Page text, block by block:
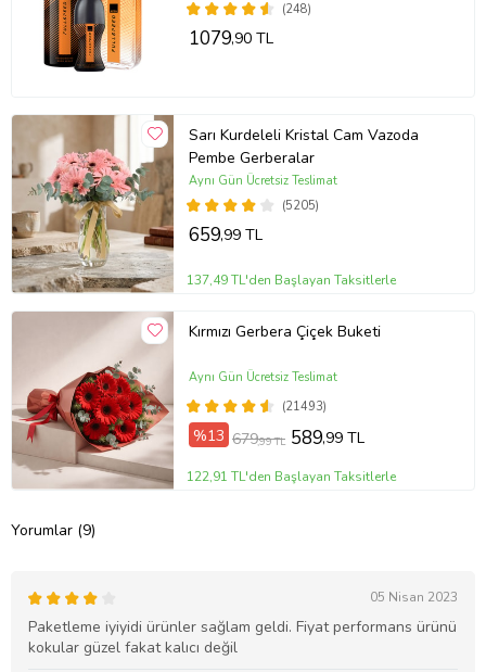
(248)
1079,90 TL
Sarı Kurdeleli Kristal Cam Vazoda
Pembe Gerberalar
(5205)
Aynı Gün Ücretsiz Teslimat
659,99 TL
137,49 TL'den Başlayan Taksitlerle
Kırmızı Gerbera Çiçek Buketi
(21493)
Aynı Gün Ücretsiz Teslimat
%13 679,99 TL 589,99 TL
122,91 TL'den Başlayan Taksitlerle
Yorumlar (9)
05 Nisan 2023
Paketleme iyiyidi ürünler sağlam geldi. Fiyat performans ürünü
kokular güzel fakat kalıcı değil